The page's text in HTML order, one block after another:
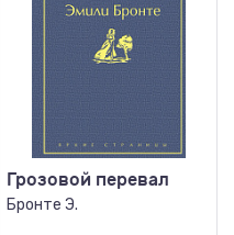
Грозовой перевал
Бронте Э.